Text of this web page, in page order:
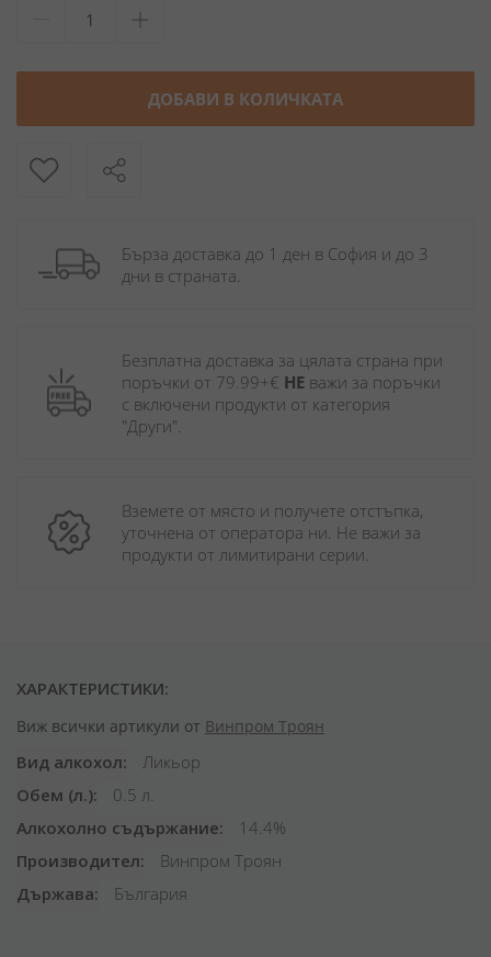
ДОБАВИ В КОЛИЧКАТА
Бърза доставка до 1 ден в София и до 3
дни в страната.
Безплатна доставка за цялата страна при
поръчки от 79.99+€ НЕ важи за поръчки
с включени продукти от категория
"Други".
Вземете от място и получете отстъпка,
уточнена от оператора ни. Не важи за
продукти от лимитирани серии.
ХАРАКТЕРИСТИКИ:
Виж всички артикули от Винпром Троян
Вид алкохол
Ликьор
Обем (л.)
0.5 л.
Алкохолно съдържание
14.4%
Производител
Винпром Троян
Държава
България